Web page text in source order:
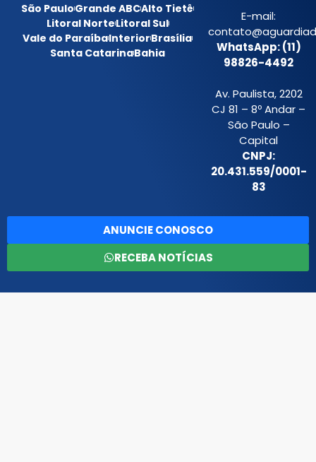
São PauloGrande ABCAlto Tietê
Litoral NorteLitoral Sul
Vale do ParaíbaInteriorBrasília
Santa CatarinaBahia
E-mail:
WhatsApp: (11)
98826-4492
Av. Paulista, 2202
CJ 81 – 8º Andar –
São Paulo –
Capital
CNPJ:
20.431.559/0001-
83
ANUNCIE CONOSCO
RECEBA NOTÍCIAS